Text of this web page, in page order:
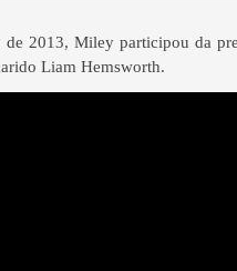
2013, Miley participou da
Liam Hemsworth.